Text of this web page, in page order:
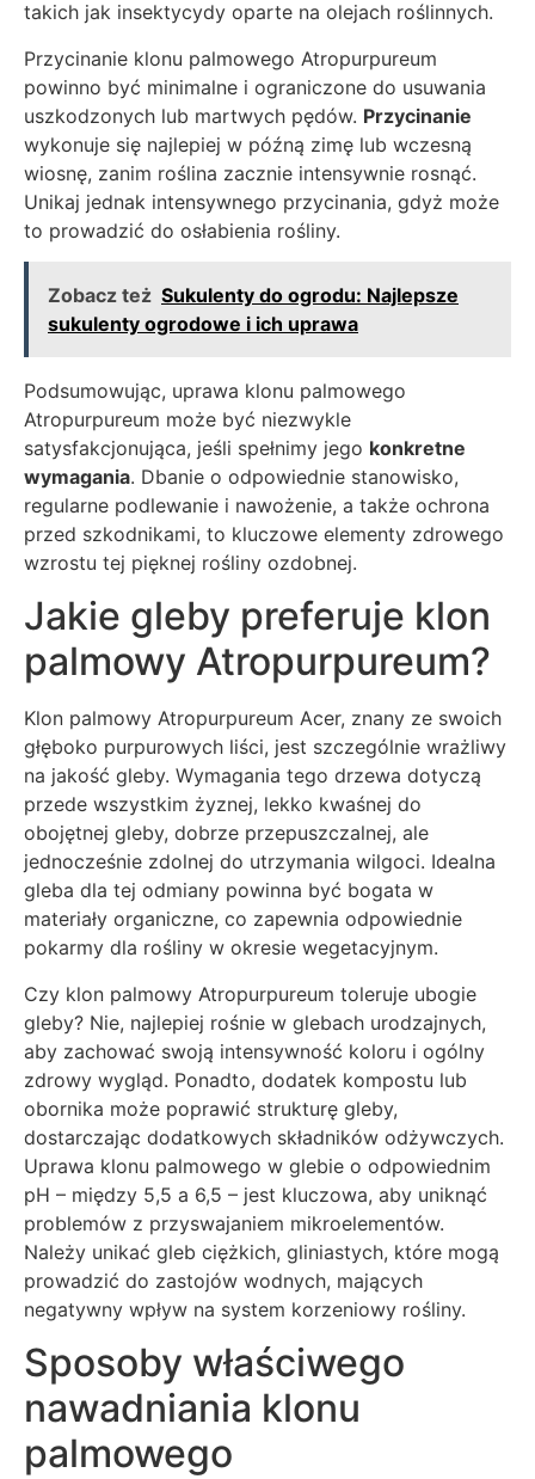
takich jak insektycydy oparte na olejach roślinnych.
Przycinanie klonu palmowego Atropurpureum
powinno być minimalne i ograniczone do usuwania
uszkodzonych lub martwych pędów. Przycinanie
wykonuje się najlepiej w późną zimę lub wczesną
wiosnę, zanim roślina zacznie intensywnie rosnąć.
Unikaj jednak intensywnego przycinania, gdyż może
to prowadzić do osłabienia rośliny.
Zobacz też Sukulenty do ogrodu: Najlepsze
sukulenty ogrodowe i ich uprawa
Podsumowując, uprawa klonu palmowego
Atropurpureum może być niezwykle
satysfakcjonująca, jeśli spełnimy jego konkretne
wymagania. Dbanie o odpowiednie stanowisko,
regularne podlewanie i nawożenie, a także ochrona
przed szkodnikami, to kluczowe elementy zdrowego
wzrostu tej pięknej rośliny ozdobnej.
Jakie gleby preferuje klon
palmowy Atropurpureum?
Klon palmowy Atropurpureum Acer, znany ze swoich
głęboko purpurowych liści, jest szczególnie wrażliwy
na jakość gleby. Wymagania tego drzewa dotyczą
przede wszystkim żyznej, lekko kwaśnej do
obojętnej gleby, dobrze przepuszczalnej, ale
jednocześnie zdolnej do utrzymania wilgoci. Idealna
gleba dla tej odmiany powinna być bogata w
materiały organiczne, co zapewnia odpowiednie
pokarmy dla rośliny w okresie wegetacyjnym.
Czy klon palmowy Atropurpureum toleruje ubogie
gleby? Nie, najlepiej rośnie w glebach urodzajnych,
aby zachować swoją intensywność koloru i ogólny
zdrowy wygląd. Ponadto, dodatek kompostu lub
obornika może poprawić strukturę gleby,
dostarczając dodatkowych składników odżywczych.
Uprawa klonu palmowego w glebie o odpowiednim
pH – między 5,5 a 6,5 – jest kluczowa, aby uniknąć
problemów z przyswajaniem mikroelementów.
Należy unikać gleb ciężkich, gliniastych, które mogą
prowadzić do zastojów wodnych, mających
negatywny wpływ na system korzeniowy rośliny.
Sposoby właściwego
nawadniania klonu
palmowego